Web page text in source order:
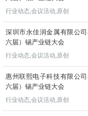
行业动态,会议活动,原创
深圳市永佳润金属有限公
六届）锡产业链大会
行业动态,会议活动,原创
惠州联熙电子科技有限公
六届）锡产业链大会
行业动态,会议活动,原创